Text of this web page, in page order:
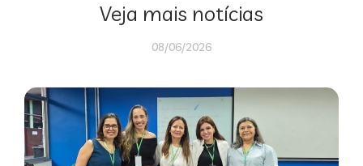
Veja mais notícias
08/06/2026